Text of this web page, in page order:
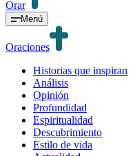
Orar
Menú
Oraciones
Historias que inspiran
Análisis
Opinión
Profundidad
Espiritualidad
Descubrimiento
Estilo de vida